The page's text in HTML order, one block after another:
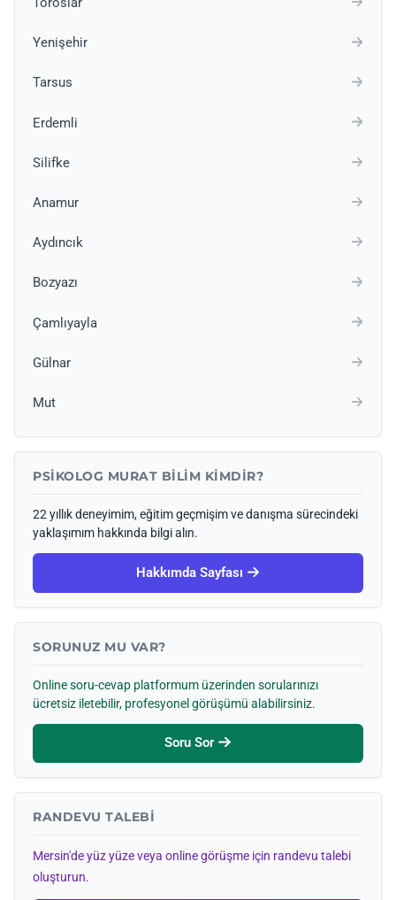
Yenişehir
Tarsus
Erdemli
Silifke
Anamur
Aydıncık
Bozyazı
Çamlıyayla
Gülnar
Mut
PSIKOLOG MURAT BILIM KIMDIR?
22 yıllık deneyimim, eğitim geçmişim ve danışma sürecindeki
yaklaşımım hakkında bilgi alın.
Hakkımda Sayfası
SORUNUZ MU VAR?
Online soru-cevap platformum üzerinden sorularınızı
ücretsiz iletebilir, profesyonel görüşümü alabilirsiniz.
Soru Sor
RANDEVU TALEBI
Mersin'de yüz yüze veya online görüşme için randevu talebi
oluşturun.